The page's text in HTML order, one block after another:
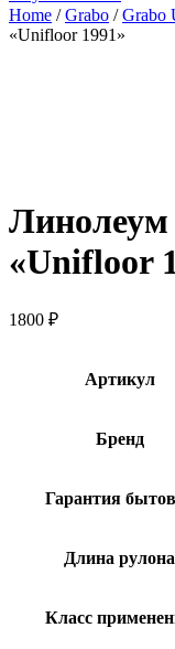
Home /Grabo /Grabo
«Unifloor 1991»
Линолеум
«Unifloor
1800 ₽
Артикул
Бренд
Гарантия
Длина рулона
Класс